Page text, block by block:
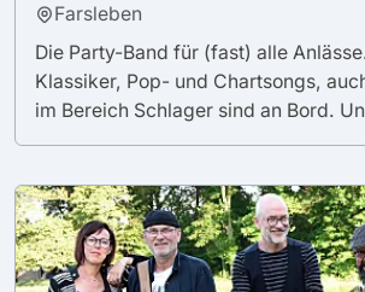
Farsleben
Die Party-Band für (fast) alle
Klassiker, Pop- und Chartsongs,
im Bereich Schlager sind an Bord.